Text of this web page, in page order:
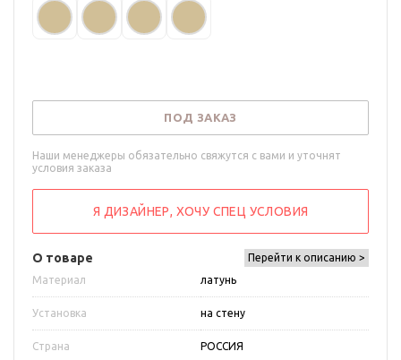
О товаре
Перейти к описанию >
Материал
латунь
Установка на стену
Страна РОССИЯ
ПОД ЗАКАЗ
Наши менеджеры обязательно свяжутся с вами и уточнят
условия заказа
Я ДИЗАЙНЕР, ХОЧУ СПЕЦ УСЛОВИЯ